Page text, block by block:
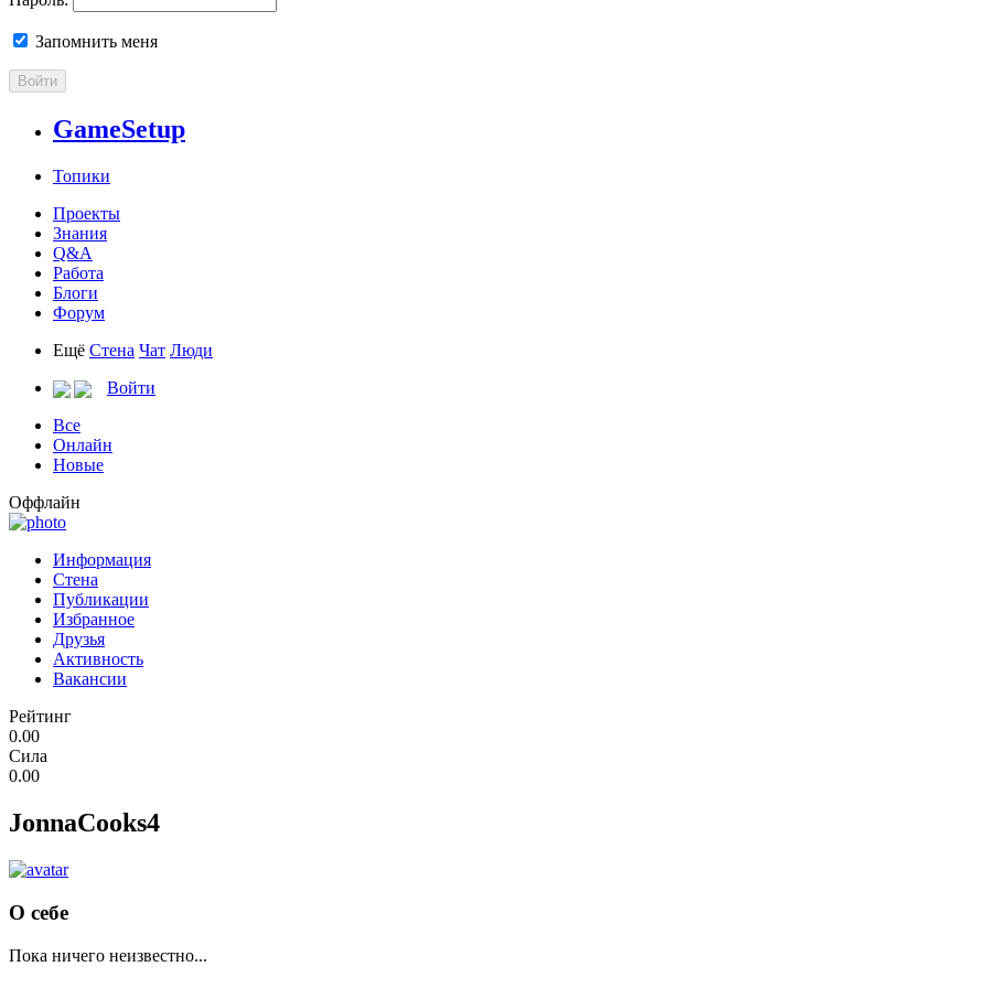
Запомнить меня
Войти
GameSetup
Топики
Проекты
Знания
Q&A
Работа
Блоги
Форум
Ещё Стена Чат Люди
Войти
Все
Онлайн
Новые
Оффлайн
Информация
Стена
Публикации
Избранное
Друзья
Активность
Вакансии
Рейтинг
0.00
Сила
0.00
JonnaCooks4
О себе
Пока ничего неизвестно...